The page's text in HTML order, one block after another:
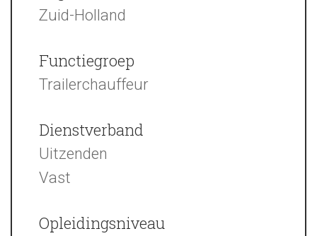
Zuid-Holland
Functiegroep
Trailerchauffeur
Dienstverband
Uitzenden
Vast
Opleidingsniveau